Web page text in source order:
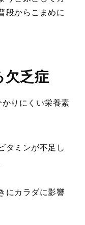
段からこまめに
欠乏症
りにくい栄養素
タミンが不足し
にカラダに影響